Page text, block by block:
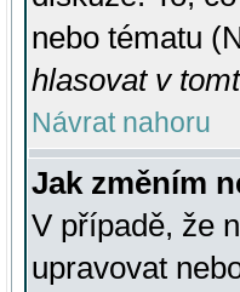
nebo tématu
hlasovat v
Návrat nahoru
Jak změním
V případě, že
upravovat